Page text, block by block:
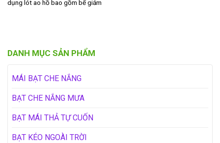
DANH MỤC SẢN PHẨM
MÁI BẠT CHE NẮNG
BẠT CHE NẮNG MƯA
BẠT MÁI THẢ TỰ CUỐN
BẠT KÉO NGOÀI TRỜI
dụng lót ao hồ bao gồm bể giảm